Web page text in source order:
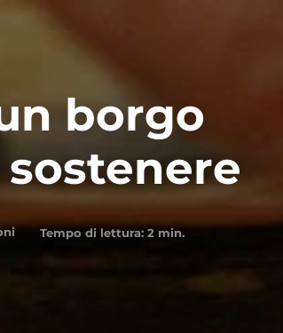
borgo
Tempo di lettura: 2 min.